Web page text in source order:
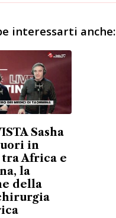
interessarti anche:
Sasha
in
Africa e
la
della